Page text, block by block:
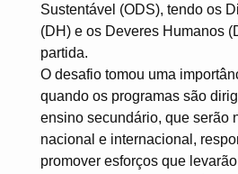
Sustentável (ODS), tendo os
(DH) e os Deveres Humanos
partida.
O desafio tomou uma
quando os programas são
ensino secundário, que serão
nacional e internacional,
promover esforços que